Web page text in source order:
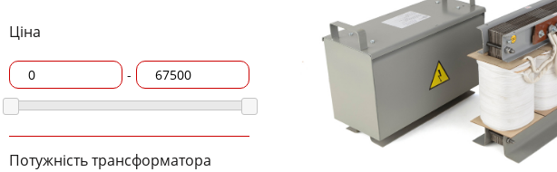
Ціна
-
Потужність трансформатора